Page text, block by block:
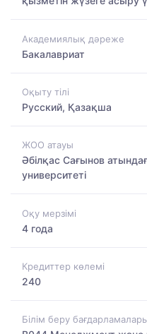
Академиялық дәреже
Бакалавриат
Оқыту тілі
Русский, Қазақша
ЖОО атауы
Әбілқас Сағынов
университеті
Оқу мерзімі
4 года
Кредиттер көлемі
240
Білім беру